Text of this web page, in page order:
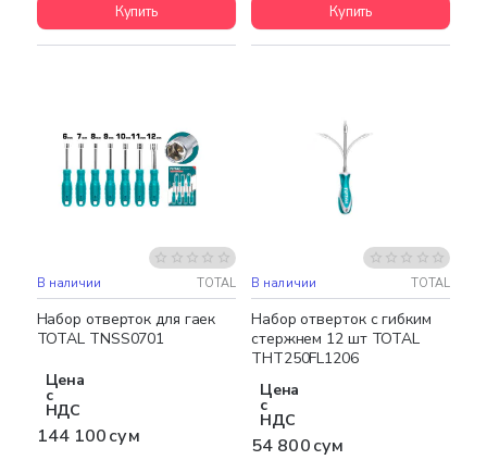
Купить Купить
В наличии TOTAL
Набор отверток для гаек
TOTAL TNSS0701
Цена
с
НДС
144 100 сум
В наличии TOTAL
Набор отверток с гибким
стержнем 12 шт TOTAL
THT250FL1206
Цена
с
НДС
54 800 сум